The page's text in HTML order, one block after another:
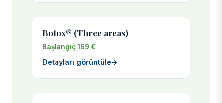
Botox® (Three areas)
Başlangıç 169 €
Detayları görüntüle→